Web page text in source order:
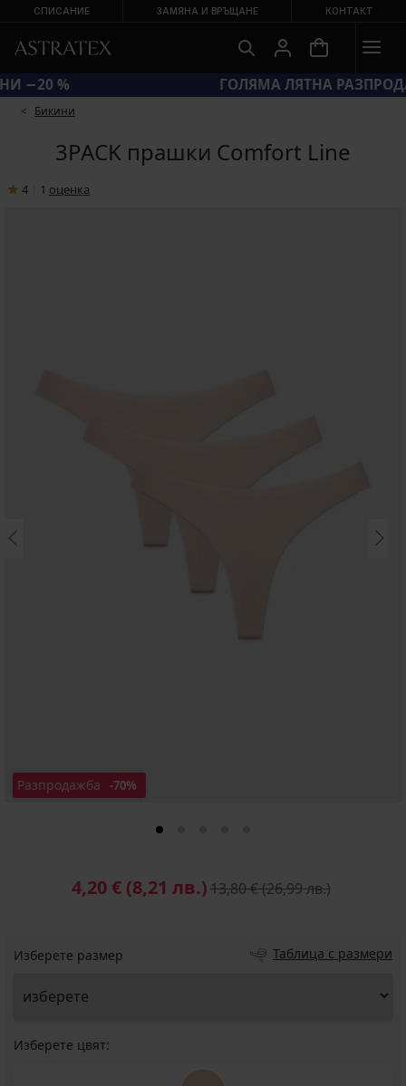
СПИСАНИЕ ЗАМЯНА И ВРЪЩАНЕ КОНТАКТ
КОД BRA20 = СУТИЕНИ −20 %
Бикини
3PACK прашки Comfort Line
4 1 oценка
Разпродажба -70%
4,20 € (8,21 лв.)13,80 €(26,99 лв.)
Изберете размер Таблица с размери
Изберете цвят: